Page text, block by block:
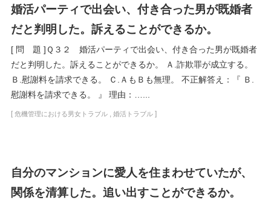
婚活パーティで出会い、付き合った男が既婚者
だと判明した。訴えることができるか。
[ 問 題 ]Ｑ３２ 婚活パーティで出会い、付き合った男が既婚者
だと判明した。訴えることができるか。 Ａ.詐欺罪が成立する。
Ｂ.慰謝料を請求できる。 Ｃ.ＡもＢも無理。 不正解答え：『 Ｂ.
慰謝料を請求できる。 』 理由：…...
[ 危機管理における男女トラブル, 婚活トラブル]
自分のマンションに愛人を住まわせていたが、
関係を清算した。追い出すことができるか。